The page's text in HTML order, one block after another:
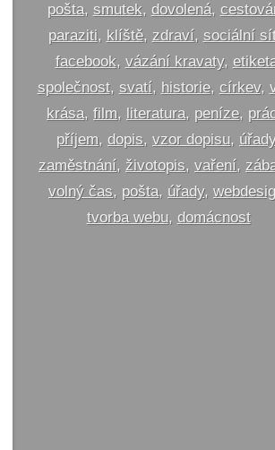
pošta, smutek, dovolená,
paraziti, klíště, zdraví, sociální
facebook, vázání kravaty,
společnost, svatí, historie, církev,
krása, film, literatura, peníze,
příjem, dopis, vzor dopisu, úřady
zaměstnání, životopis, vaření,
volný čas, pošta, úřady,
tvorba webu, domácnost